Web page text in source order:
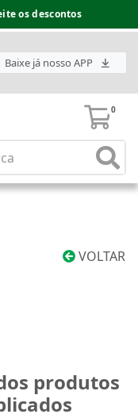
os descontos
Baixe já nosso APP
0
VOLTAR
produtos